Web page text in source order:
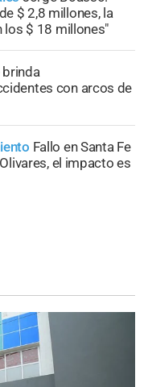
$ 2,8 millones, la
los $ 18 millones"
brinda
con arcos de
Fallo en Santa Fe
el impacto es